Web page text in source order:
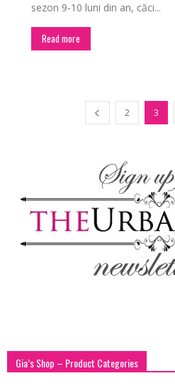
sezon 9-10 luni din an, căci...
Read more
2 3
Gia’s Shop – Product Categories